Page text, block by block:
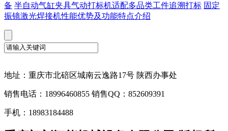
备 半自动气缸夹具气动打标机适配多品类工件追溯打标 固定
振镜激光焊接机性能优势及功能特点介绍
地址：重庆市北碚区城南云逸路17号 陕西办事处
销售电话：18996460855 销售QQ：852609391
手机：18983184488